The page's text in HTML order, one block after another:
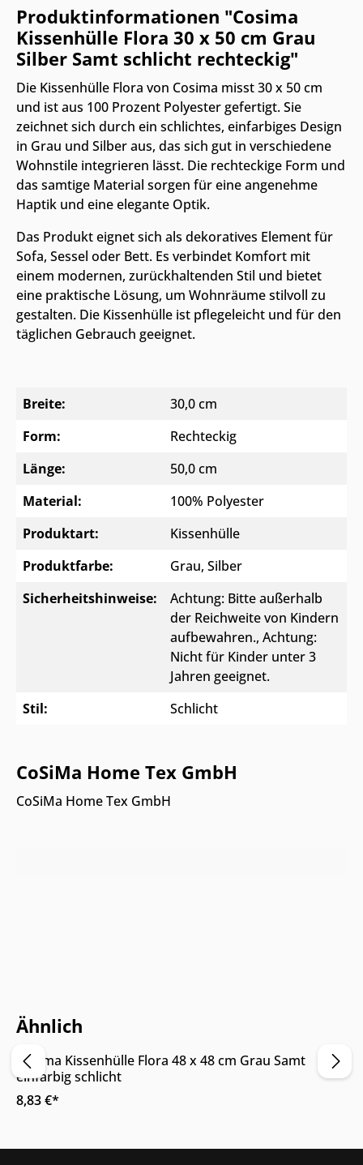
Produktinformationen "Cosima
Kissenhülle Flora 30 x 50 cm Grau
Silber Samt schlicht rechteckig"
Die Kissenhülle Flora von Cosima misst 30 x 50 cm
und ist aus 100 Prozent Polyester gefertigt. Sie
zeichnet sich durch ein schlichtes, einfarbiges Design
in Grau und Silber aus, das sich gut in verschiedene
Wohnstile integrieren lässt. Die rechteckige Form und
das samtige Material sorgen für eine angenehme
Haptik und eine elegante Optik.
Das Produkt eignet sich als dekoratives Element für
Sofa, Sessel oder Bett. Es verbindet Komfort mit
einem modernen, zurückhaltenden Stil und bietet
eine praktische Lösung, um Wohnräume stilvoll zu
gestalten. Die Kissenhülle ist pflegeleicht und für den
täglichen Gebrauch geeignet.
Breite:
30,0 cm
Form:
Rechteckig
Länge:
50,0 cm
Material:
100% Polyester
Produktart:
Kissenhülle
Produktfarbe:
Grau, Silber
Sicherheitshinweise:
Achtung: Bitte außerhalb
der Reichweite von Kindern
aufbewahren., Achtung:
Nicht für Kinder unter 3
Jahren geeignet.
Stil:
Schlicht
CoSiMa Home Tex GmbH
CoSiMa Home Tex GmbH
Ähnlich
Nur Online erhältlich
Cosima Kissenhülle Flora 48 x 48 cm Grau Samt
einfarbig schlicht
8,83 €*